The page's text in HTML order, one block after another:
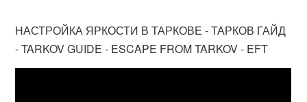
НАСТРОЙКА ЯРКОСТИ В ТАРКОВЕ - ТАРКОВ ГАЙД
- TARKOV GUIDE - ESCAPE FROM TARKOV - EFT